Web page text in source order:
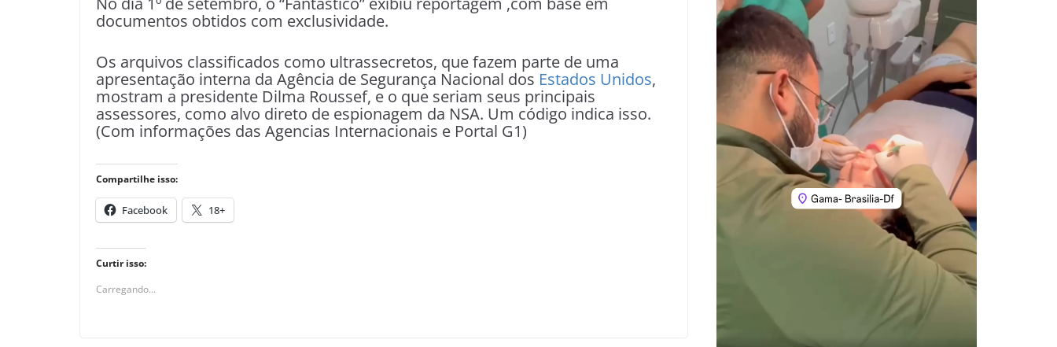
documentos obtidos com exclusividade.
Os arquivos classificados como ultrassecretos, que fazem parte de uma
apresentação interna da Agência de Segurança Nacional dos Estados Unidos,
mostram a presidente Dilma Roussef, e o que seriam seus principais
assessores, como alvo direto de espionagem da NSA. Um código indica isso.
(Com informações das Agencias Internacionais e Portal G1)
Compartilhe isso:
Facebook 18+
Curtir isso:
Carregando...